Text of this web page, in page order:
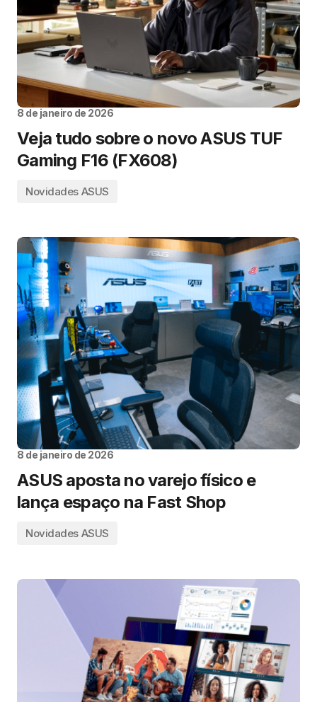
8 de janeiro de 2026
Veja tudo sobre o novo ASUS TUF
Gaming F16 (FX608)
Novidades ASUS
8 de janeiro de 2026
ASUS aposta no varejo físico e
lança espaço na Fast Shop
Novidades ASUS